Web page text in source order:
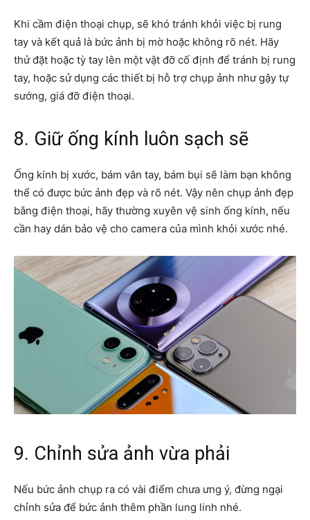
Khi cầm điện thoại chụp, sẽ khó tránh khỏi việc bị rung
tay và kết quả là bức ảnh bị mờ hoặc không rõ nét. Hãy
thử đặt hoặc tỳ tay lên một vật đỡ cố định để tránh bị rung
tay, hoặc sử dụng các thiết bị hỗ trợ chụp ảnh như gậy tự
sướng, giá đỡ điện thoại.
8. Giữ ống kính luôn sạch sẽ
Ống kính bị xước, bám vân tay, bám bụi sẽ làm bạn không
thể có được bức ảnh đẹp và rõ nét. Vậy nên chụp ảnh đẹp
bằng điện thoại, hãy thường xuyên vệ sinh ống kính, nếu
cần hay dán bảo vệ cho camera của mình khỏi xước nhé.
9. Chỉnh sửa ảnh vừa phải
Nếu bức ảnh chụp ra có vài điểm chưa ưng ý, đừng ngại
chỉnh sửa để bức ảnh thêm phần lung linh nhé.